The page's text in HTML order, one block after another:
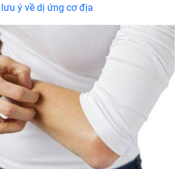
ý về dị ứng cơ địa